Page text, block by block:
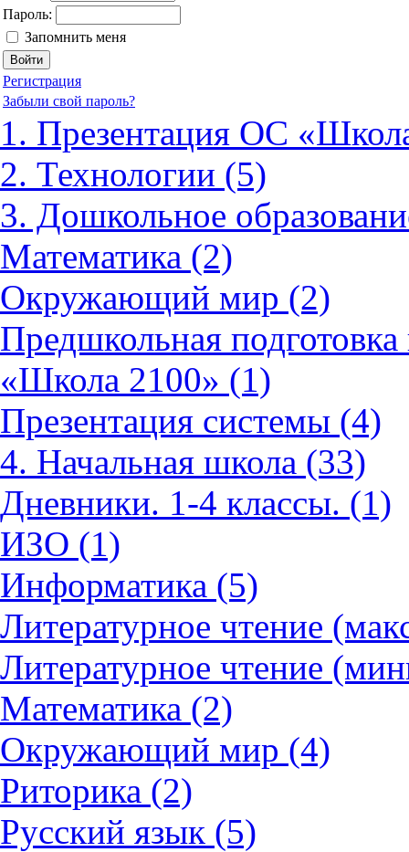
Пароль:
Запомнить меня
Регистрация
Забыли свой пароль?
1. Презентация ОС
2. Технологии (5)
3. Дошкольное
Математика (2)
Окружающий мир (2)
Предшкольная
«Школа 2100» (1)
Презентация системы (4)
4. Начальная школа (33)
Дневники. 1-4 классы. (1)
ИЗО (1)
Информатика (5)
Литературное чтение
Литературное чтение
Математика (2)
Окружающий мир (4)
Риторика (2)
Русский язык (5)